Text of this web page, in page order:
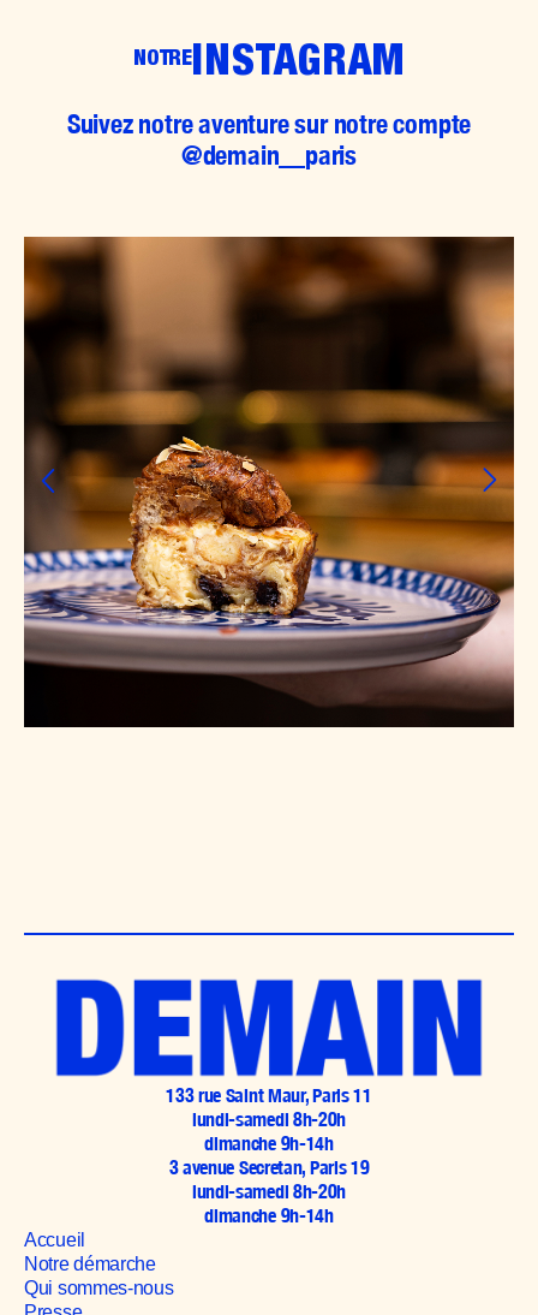
NOTRE INSTAGRAM
Suivez notre aventure sur notre compte
@demain__paris
133 rue Saint Maur, Paris 11
lundi-samedi 8h-20h
dimanche 9h-14h
3 avenue Secretan, Paris 19
lundi-samedi 8h-20h
dimanche 9h-14h
Accueil
Notre démarche
Qui sommes-nous